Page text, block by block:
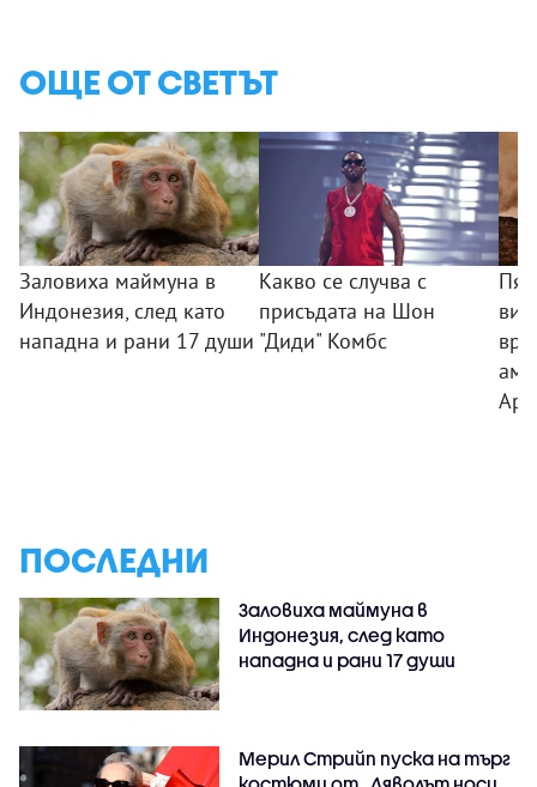
ОЩЕ ОТ СВЕТЪТ
Заловиха маймуна в
Индонезия, след като
нападна и рани 17 души
Какво се случва с
присъдата на Шон
"Диди" Комбс
ПОСЛЕДНИ
Заловиха маймуна в
Индонезия, след като
нападна и рани 17 души
Мерил Стрийп пуска на търг